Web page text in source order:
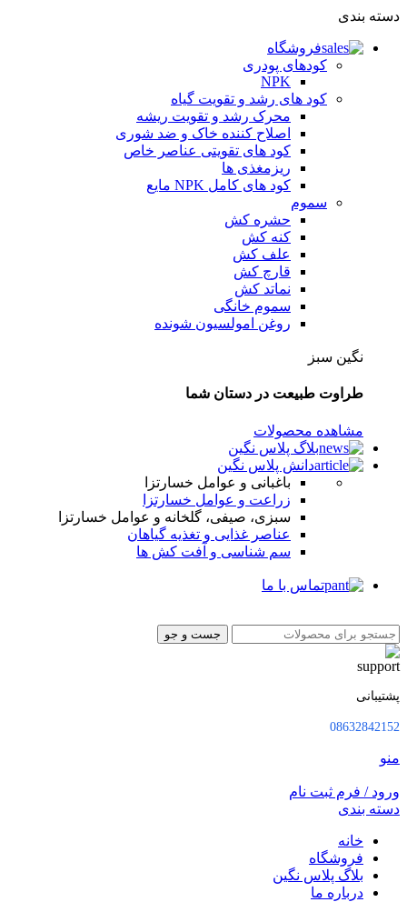
دسته بندی
فروشگاه
کودهای پودری
NPK
کود های رشد و تقویت گیاه
محرک رشد و تقویت ریشه
اصلاح کننده خاک و ضد شوری
کود های تقویتی عناصر خاص
ریزمغذی ها
کود های کامل NPK مایع
سموم
حشره کش
کنه کش
علف کش
قارچ کش
نماتد کش
سموم خانگی
روغن امولسیون شونده
نگین سبز
طراوت طبیعت در دستان شما
مشاهده محصولات
بلاگ پلاس نگین
دانش پلاس نگین
باغبانی و عوامل خسارتزا
زراعت و عوامل خسارتزا
سبزی، صیفی، گلخانه و عوامل خسارتزا
عناصر غذایی و تغذیه گیاهان
سم شناسی و آفت کش ها
تماس با ما
جست و جو
پشتیبانی
08632842152
منو
ورود / فرم ثبت نام
دسته بندی
خانه
فروشگاه
بلاگ پلاس نگین
درباره ما